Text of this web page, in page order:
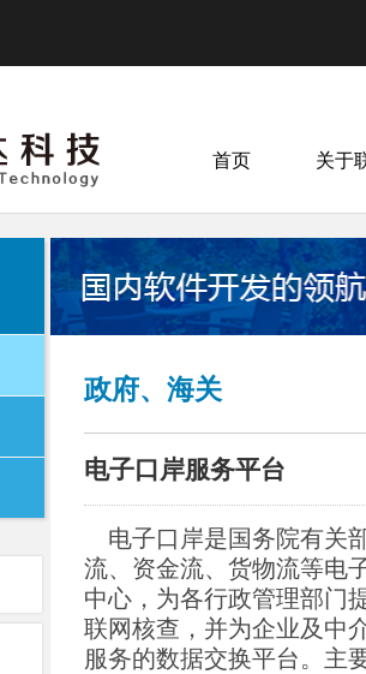
首页 关于
政府、海关
电子口岸服务平台
电子口岸是国务院有关
流、资金流、货物流等电
中心，为各行政管理部门
联网核查，并为企业及中
服务的数据交换平台。主